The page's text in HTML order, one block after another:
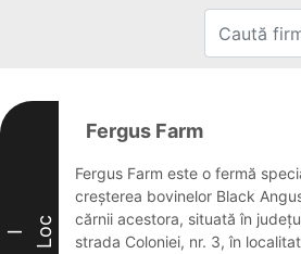
I Loc
Fergus Farm
Fergus Farm este o fermă
creșterea bovinelor Black
cărnii acestora, situată în
strada Coloniei, nr. 3, în